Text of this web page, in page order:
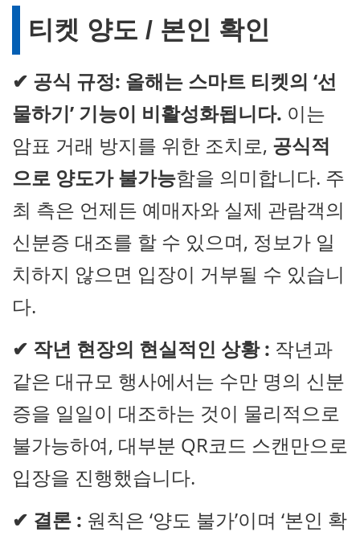
티켓 양도 / 본인 확인
✔ 공식 규정: 올해는 스마트 티켓의 ‘선
물하기’ 기능이 비활성화됩니다. 이는
암표 거래 방지를 위한 조치로, 공식적
으로 양도가 불가능함을 의미합니다. 주
최 측은 언제든 예매자와 실제 관람객의
신분증 대조를 할 수 있으며, 정보가 일
치하지 않으면 입장이 거부될 수 있습니
다.
✔ 작년 현장의 현실적인 상황 : 작년과
같은 대규모 행사에서는 수만 명의 신분
증을 일일이 대조하는 것이 물리적으로
불가능하여, 대부분 QR코드 스캔만으로
입장을 진행했습니다.
✔ 결론 : 원칙은 ‘양도 불가’이며 ‘본인 확